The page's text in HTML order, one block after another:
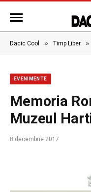
Dacic Cool » Timp Liber »
EVENIMENTE
Memoria
Muzeul
8 decembrie 2017